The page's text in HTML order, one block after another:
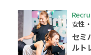
女性
セミ
ルト